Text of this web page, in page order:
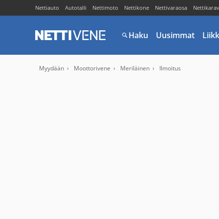
Nettiauto Autotalli Nettimoto Nettikone Nettivaraosa
Haku Uusimmat
Myydään Moottorivene Meriläinen Ilmoitus